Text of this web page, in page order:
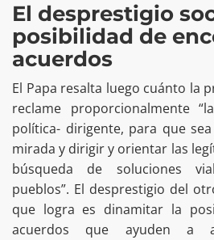
El desprestigio
posibilidad de
acuerdos
El Papa resalta luego cuánto la
reclame proporcionalmente
política- dirigente, para que
mirada y dirigir y orientar las
búsqueda de soluciones
pueblos”. El desprestigio del
que logra es dinamitar la
acuerdos que ayuden a